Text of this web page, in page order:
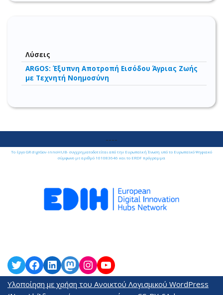
Λύσεις
ARGOS: Έξυπνη Αποτροπή Εισόδου Άγριας Ζωής
με Τεχνητή Νοημοσύνη
----
Το έργο GR digiGov-innoHUB- συγχρηματοδοτείται από την Ευρωπαϊκή Ένωση υπό το Ευρωπαϊκό Ψηφιακό
σύμφωνο με αριθμό 101083646 και το ERDF πρόγραμμα
Υλοποίηση με χρήση του Ανοικτού Λογισμικού WordPress